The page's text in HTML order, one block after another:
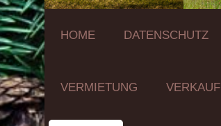
HOME DATENSCHUTZ
VERMIETUNG VERKAUF